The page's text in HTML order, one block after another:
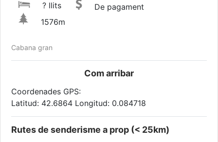
? llits
De pagament
1576m
Cabana gran
Com arribar
Coordenades GPS:
Latitud: 42.6864 Longitud: 0.084718
Rutes de senderisme a prop (< 25km)